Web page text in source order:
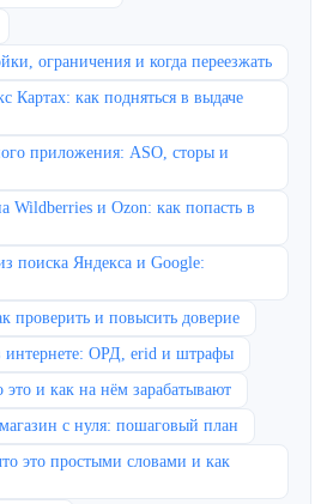
ограничения и когда переезжать
Картах: как подняться в выдаче
приложения: ASO, сторы и
Wildberries и Ozon: как попасть в
поиска Яндекса и Google:
проверить и повысить доверие
интернете: ОРД, erid и штрафы
и как на нём зарабатывают
с нуля: пошаговый план
это простыми словами и как